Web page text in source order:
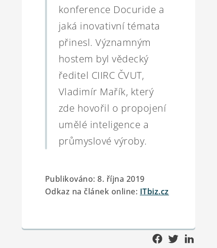
konference Docuride a
jaká inovativní témata
přinesl. Významným
hostem byl vědecký
ředitel CIIRC ČVUT,
Vladimír Mařík, který
zde hovořil o propojení
umělé inteligence a
průmyslové výroby.
Publikováno: 8. října 2019
Odkaz na článek online: ITbiz.cz